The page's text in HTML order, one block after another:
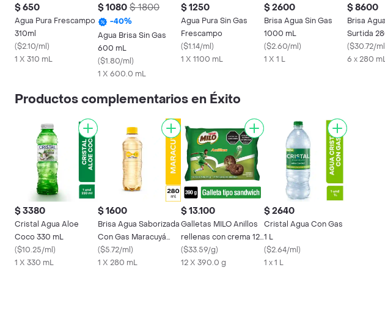
$ 650
Agua Pura Frescampo
310ml
($2.10/ml)
1 X 310 mL
$ 1080 $ 1800
-40%
Agua Brisa Sin Gas
600 mL
($1.80/ml)
1 X 600.0 mL
$ 1250
Agua Pura Sin Gas
Frescampo
($1.14/ml)
1 X 1100 mL
$ 2600
Brisa Agua Sin Gas
1000 mL
($2.60/ml)
1 X 1 L
$ 8600
Brisa
Surtida
($30.72/ml
6 x 280
Productos complementarios en Éxito
$ 3380
Cristal Agua Aloe
Coco 330 mL
($10.25/ml)
1 X 330 mL
$ 1600
Brisa Agua Saborizada
Con Gas Maracuyá
280 mL
($5.72/ml)
1 X 280 mL
$ 13.100
Galletas MILO Anillos
rellenas con crema 12
Unds x 390g
($33.59/g)
12 X 390.0 g
$ 2640
Cristal Agua Con Gas
1 L
($2.64/ml)
1 x 1 L